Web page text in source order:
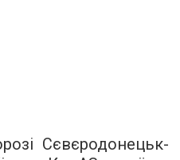
Сєвєродонецьк-